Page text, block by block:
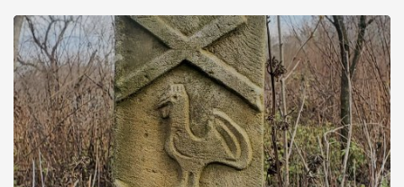
століття тут розмістили туберкульозну лікарню. Коли із
палацу виїхала лікарня – ми точно не […]